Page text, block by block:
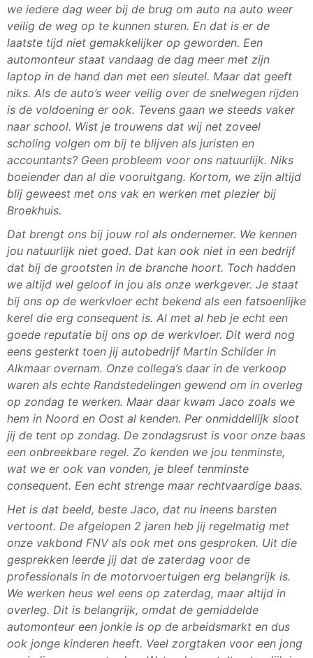
we iedere dag weer bij de brug om auto na auto weer
veilig de weg op te kunnen sturen. En dat is er de
laatste tijd niet gemakkelijker op geworden. Een
automonteur staat vandaag de dag meer met zijn
laptop in de hand dan met een sleutel. Maar dat geeft
niks. Als de auto’s weer veilig over de snelwegen rijden
is de voldoening er ook. Tevens gaan we steeds vaker
naar school. Wist je trouwens dat wij net zoveel
scholing volgen om bij te blijven als juristen en
accountants? Geen probleem voor ons natuurlijk. Niks
boeiender dan al die vooruitgang. Kortom, we zijn altijd
blij geweest met ons vak en werken met plezier bij
Broekhuis.
Dat brengt ons bij jouw rol als ondernemer. We kennen
jou natuurlijk niet goed. Dat kan ook niet in een bedrijf
dat bij de grootsten in de branche hoort. Toch hadden
we altijd wel geloof in jou als onze werkgever. Je staat
bij ons op de werkvloer echt bekend als een fatsoenlijke
kerel die erg consequent is. Al met al heb je echt een
goede reputatie bij ons op de werkvloer. Dit werd nog
eens gesterkt toen jij autobedrijf Martin Schilder in
Alkmaar overnam. Onze collega’s daar in de verkoop
waren als echte Randstedelingen gewend om in overleg
op zondag te werken. Maar daar kwam Jaco zoals we
hem in Noord en Oost al kenden. Per onmiddellijk sloot
jij de tent op zondag. De zondagsrust is voor onze baas
een onbreekbare regel. Zo kenden we jou tenminste,
wat we er ook van vonden, je bleef tenminste
consequent. Een echt strenge maar rechtvaardige baas.
Het is dat beeld, beste Jaco, dat nu ineens barsten
vertoont. De afgelopen 2 jaren heb jij regelmatig met
onze vakbond FNV als ook met ons gesproken. Uit die
gesprekken leerde jij dat de zaterdag voor de
professionals in de motorvoertuigen erg belangrijk is.
We werken heus wel eens op zaterdag, maar altijd in
overleg. Dit is belangrijk, omdat de gemiddelde
automonteur een jonkie is op de arbeidsmarkt en dus
ook jonge kinderen heeft. Veel zorgtaken voor een jong